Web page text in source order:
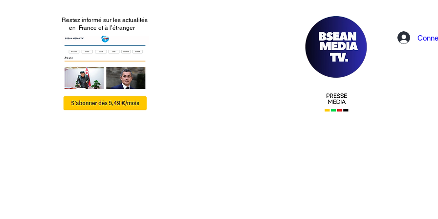
Restez informé sur les actualités
en France et à l’étranger